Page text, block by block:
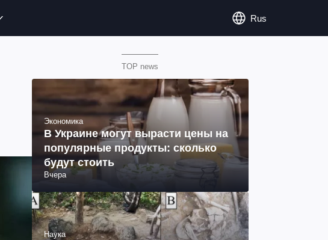
Rus
TOP news
Экономика
В Украине могут вырасти цены на
популярные продукты: сколько
будут стоить
Вчера
Наука